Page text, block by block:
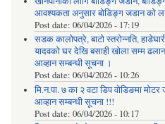
आवश्यकता अनुसार बोडिङ्ग जडान को
Post date: 06/04/2026 - 17:19
सडक कालोपत्रे, बाटो स्तरोन्नति,
यादवको घर देखि बसाही खोला सम्म ढलान
आव्हान सम्बन्धी सूचना ।
Post date: 06/04/2026 - 10:26
मि.न.पा. ७ का २ वटा डिप वोडिङमा
आव्हान सम्बन्धी सूचना !!!
Post date: 06/04/2026 - 10:17